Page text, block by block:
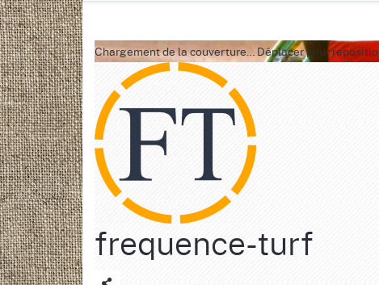
Chargement de la couverture…Déplacer pour
frequence-turf